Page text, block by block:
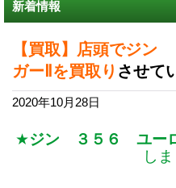
新着情報
【買取】店頭でジ
ガーⅡを買取り させて
2020年10月28日
★ジン ３５６ ユーロ
しま